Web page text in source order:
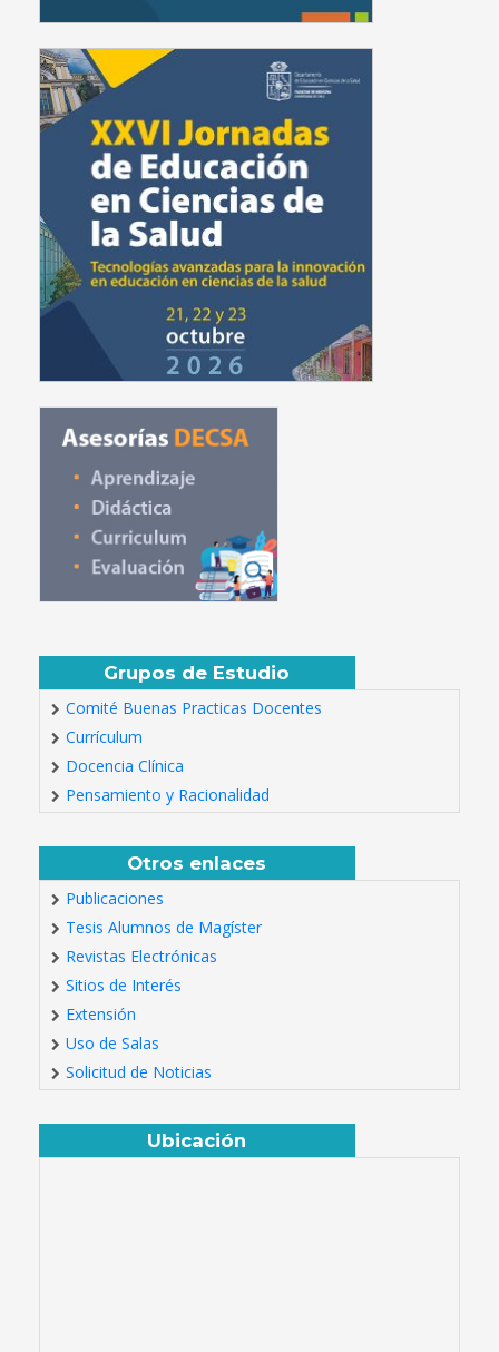
Grupos de Estudio
Comité Buenas Practicas Docentes
Currículum
Docencia Clínica
Pensamiento y Racionalidad
Otros enlaces
Publicaciones
Tesis Alumnos de Magíster
Revistas Electrónicas
Sitios de Interés
Extensión
Uso de Salas
Solicitud de Noticias
Ubicación